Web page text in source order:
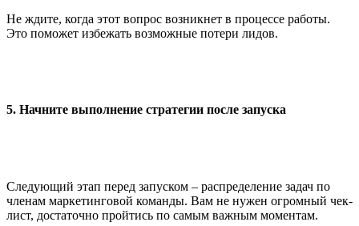
Не ждите, когда этот вопрос возникнет в процессе работы.
Это поможет избежать возможные потери лидов.
5. Начните выполнение стратегии после запуска
Следующий этап перед запуском – распределение задач по
членам маркетинговой команды. Вам не нужен огромный чек-
лист, достаточно пройтись по самым важным моментам.